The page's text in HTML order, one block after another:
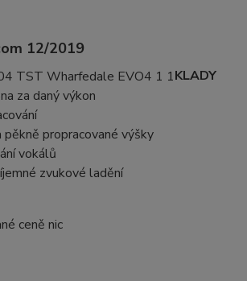
12/2019
KLADY
za daný výkon
pěkně propracované výšky
vokálů
zvukové ladění
ceně nic